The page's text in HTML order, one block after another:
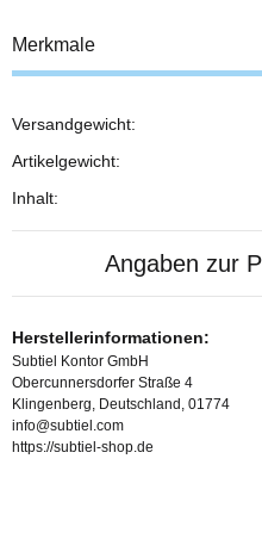
Merkmale
Produkteigenschaft
Wert
Versandgewicht:
Artikelgewicht:
Inhalt:
Angaben zur
Herstellerinformationen:
Subtiel Kontor GmbH
Obercunnersdorfer Straße 4
Klingenberg, Deutschland, 01774
info@subtiel.com
https://subtiel-shop.de